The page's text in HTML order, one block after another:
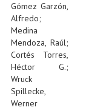
Gómez Garzón,
Alfredo;
Medina
Mendoza, Raúl;
Cortés Torres,
Héctor G.;
Wruck
Spillecke,
Werner